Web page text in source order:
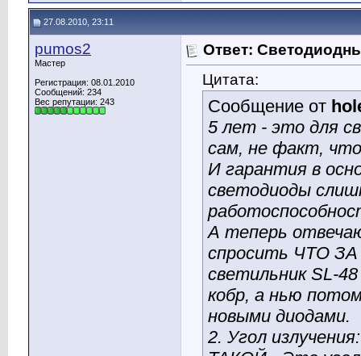
27.08.2010, 23:11
pumos2
Мастер
Регистрация: 08.01.2010
Сообщений: 234
Вес репутации: 243
Ответ:
Цитата:
Сообщение от
5 лет - это для
сам, не факт,
И гарантия в
светодиоды
А теперь
спросить ЧТО ЗА
светильник SL-
кобр, а нью
новыми диодами.
2. Угол